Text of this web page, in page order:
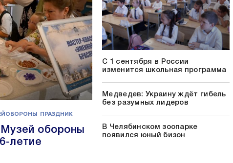
ПРАЗДНИК
обороны
летие
С 1 сентября в России
изменится школьная программа
Медведев: Украину ждёт гибель
без разумных лидеров
В Челябинском зоопарке
появился юный бизон